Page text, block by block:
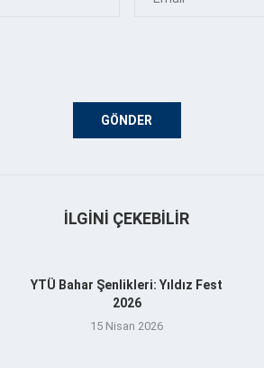
İLGINI ÇEKEBILIR
YTÜ Bahar Şenlikleri: Yıldız Fest
2026
15 Nisan 2026